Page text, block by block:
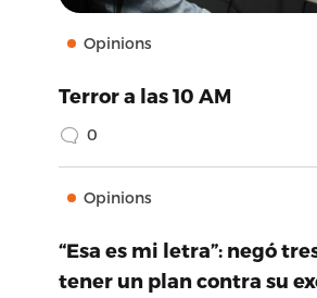
Opinions
Terror a las 10 AM
0
Opinions
“Esa es mi letra”: negó
tener un plan contra su